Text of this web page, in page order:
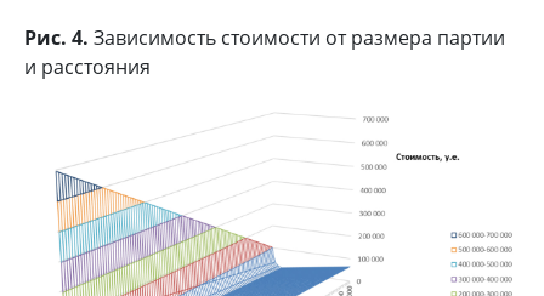
Рис. 4. Зависимость стоимости от размера партии
и расстояния